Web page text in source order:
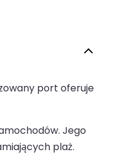
port oferuje
Jego
plaż.